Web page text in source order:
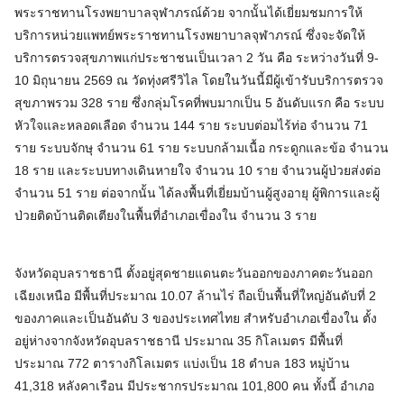
พระราชทานโรงพยาบาลจุฬาภรณ์ด้วย จากนั้นได้เยี่ยมชมการให้
บริการหน่วยแพทย์พระราชทานโรงพยาบาลจุฬาภรณ์ ซึ่งจะจัดให้
บริการตรวจสุขภาพแก่ประชาชนเป็นเวลา 2 วัน คือ ระหว่างวันที่ 9-
10 มิถุนายน 2569 ณ วัดทุ่งศรีวิไล โดยในวันนี้มีผู้เข้ารับบริการตรวจ
สุขภาพรวม 328 ราย ซึ่งกลุ่มโรคที่พบมากเป็น 5 อันดับแรก คือ ระบบ
หัวใจและหลอดเลือด จำนวน 144 ราย ระบบต่อมไร้ท่อ จำนวน 71
ราย ระบบจักษุ จำนวน 61 ราย ระบบกล้ามเนื้อ กระดูกและข้อ จำนวน
18 ราย และระบบทางเดินหายใจ จำนวน 10 ราย จำนวนผู้ป่วยส่งต่อ
จำนวน 51 ราย ต่อจากนั้น ได้ลงพื้นที่เยี่ยมบ้านผู้สูงอายุ ผู้พิการและผู้
ป่วยติดบ้านติดเตียงในพื้นที่อำเภอเขื่องใน จำนวน 3 ราย
จังหวัดอุบลราชธานี ตั้งอยู่สุดชายแดนตะวันออกของภาคตะวันออก
เฉียงเหนือ มีพื้นที่ประมาณ 10.07 ล้านไร่ ถือเป็นพื้นที่ใหญ่อันดับที่ 2
ของภาคและเป็นอันดับ 3 ของประเทศไทย สำหรับอำเภอเขื่องใน ตั้ง
อยู่ห่างจากจังหวัดอุบลราชธานี ประมาณ 35 กิโลเมตร มีพื้นที่
ประมาณ 772 ตารางกิโลเมตร แบ่งเป็น 18 ตำบล 183 หมู่บ้าน
41,318 หลังคาเรือน มีประชากรประมาณ 101,800 คน ทั้งนี้ อำเภอ